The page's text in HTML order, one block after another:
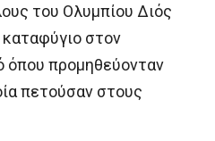
του Ολυμπίου Διός
στον
όπου προμηθεύονταν
πετούσαν στους